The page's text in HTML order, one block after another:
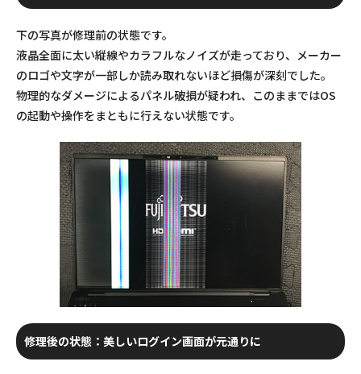
下の写真が修理前の状態です。
液晶全面に太い縦線やカラフルなノイズが走っており、メーカー
のロゴや文字が一部しか読み取れないほど損傷が深刻でした。
物理的なダメージによるパネル破損が疑われ、このままではOS
の起動や操作をまともに行えない状態です。
修理後の状態：美しいログイン画面が元通りに